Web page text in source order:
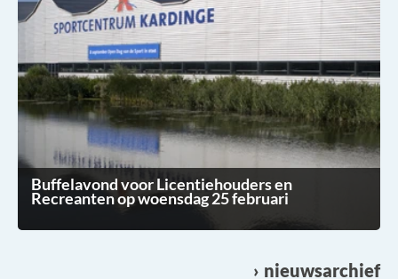
Buffelavond voor Licentiehouders en
Recreanten op woensdag 25 februari
nieuwsarchief